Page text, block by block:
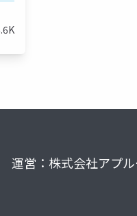
運営：株式会社アプ